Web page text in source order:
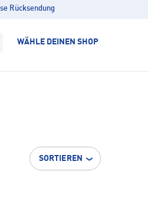
Rücksendung
WÄHLE DEINEN SHOP
SORTIEREN